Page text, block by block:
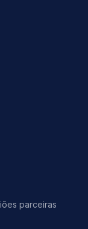
parceiras